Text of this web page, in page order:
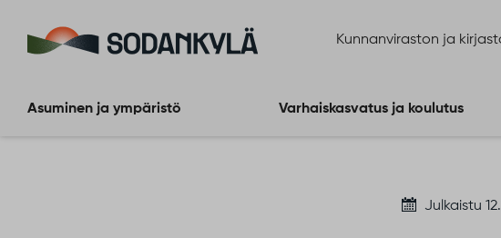
Kunnanviraston ja
Asuminen ja ympäristö Varhaiskasvatus ja koulutus
Julkaistu